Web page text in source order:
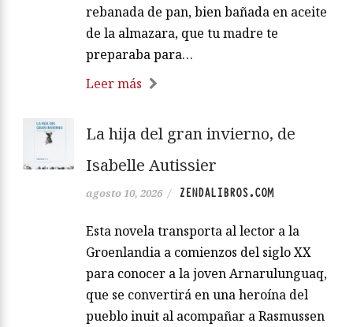
rebanada de pan, bien bañada en aceite
de la almazara, que tu madre te
preparaba para…
Leer más
La hija del gran invierno, de
Isabelle Autissier
agosto 10, 2026 / ZENDALIBROS.COM
Esta novela transporta al lector a la
Groenlandia a comienzos del siglo XX
para conocer a la joven Arnarulunguaq,
que se convertirá en una heroína del
pueblo inuit al acompañar a Rasmussen